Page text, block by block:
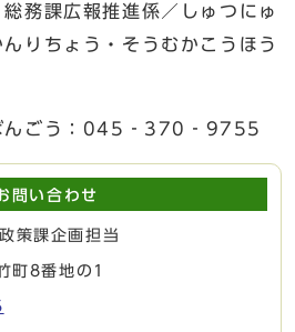
務課広報推進係／しゅつにゅ
りちょう・そうむかこうほう
んごう：045‐370‐9755
問い合わせ
策課企画担当
町8番地の1